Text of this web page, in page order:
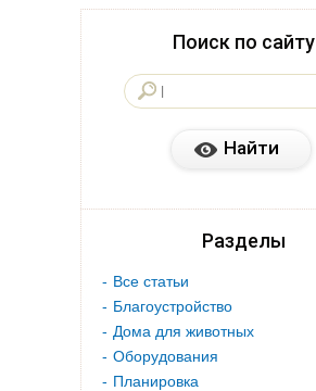
Поиск по сайту
Разделы
Все статьи
Благоустройство
Дома для животных
Оборудования
Планировка